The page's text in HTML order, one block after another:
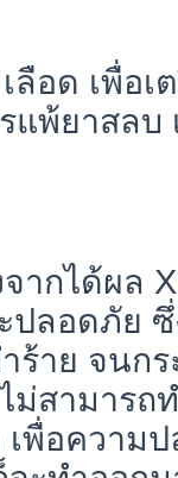
ลือด เพื่อ
แพ้ยาสล
ากได้ผล
ปลอดภัย
ร้าย จนก
ม่สามารถ
พื่อความ